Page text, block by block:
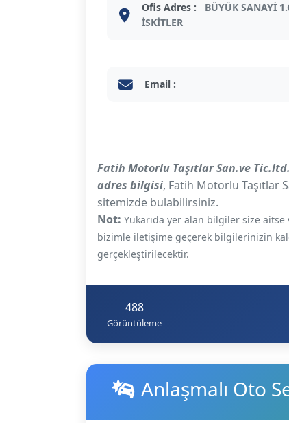
Ofis Adres :
BÜYÜK SANAYİ
İSKİTLER
Email :
Fatih Motorlu Taşıtlar San.ve
adres bilgisi, Fatih Motorlu Taşıtlar
sitemizde bulabilirsiniz.
Not: Yukarıda yer alan bilgiler size
bizimle iletişime geçerek bilgilerinizin
gerçekleştirilecektir.
488
Görüntüleme
Anlaşmalı Oto